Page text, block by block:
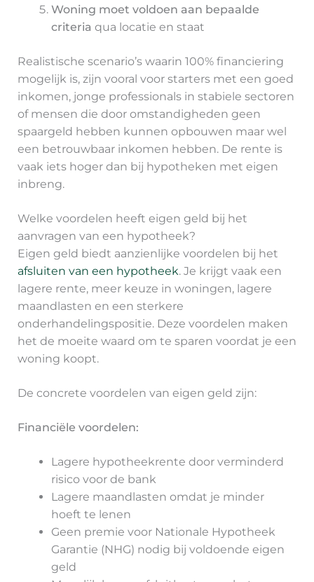
Woning moet voldoen aan bepaalde
criteria qua locatie en staat
Realistische scenario’s waarin 100% financiering
mogelijk is, zijn vooral voor starters met een goed
inkomen, jonge professionals in stabiele sectoren
of mensen die door omstandigheden geen
spaargeld hebben kunnen opbouwen maar wel
een betrouwbaar inkomen hebben. De rente is
vaak iets hoger dan bij hypotheken met eigen
inbreng.
Welke voordelen heeft eigen geld bij het
aanvragen van een hypotheek?
Eigen geld biedt aanzienlijke voordelen bij het
afsluiten van een hypotheek. Je krijgt vaak een
lagere rente, meer keuze in woningen, lagere
maandlasten en een sterkere
onderhandelingspositie. Deze voordelen maken
het de moeite waard om te sparen voordat je een
woning koopt.
De concrete voordelen van eigen geld zijn:
Financiële voordelen:
Lagere hypotheekrente door verminderd
risico voor de bank
Lagere maandlasten omdat je minder
hoeft te lenen
Geen premie voor Nationale Hypotheek
Garantie (NHG) nodig bij voldoende eigen
geld